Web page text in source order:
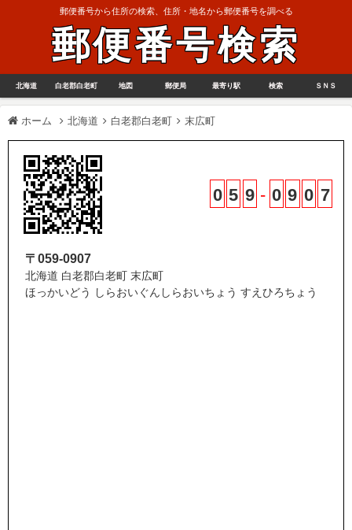
郵便番号から住所の検索、住所・地名から郵便番号を調べる
郵便番号検索
北海道 白老郡白老町 地図 郵便局 最寄り駅 検索 ＳＮＳ
ホーム 北海道 白老郡白老町 末広町
0 5 9 - 0 9 0 7
〒059-0907
北海道 白老郡白老町 末広町
ほっかいどう しらおいぐんしらおいちょう すえひろちょう